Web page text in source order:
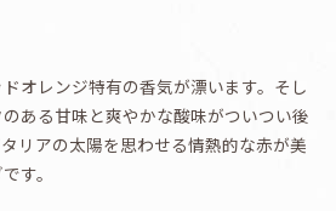
オレンジ特有の香気が漂います。そし
ある甘味と爽やかな酸味がついつい後
リアの太陽を思わせる情熱的な赤が美
す。